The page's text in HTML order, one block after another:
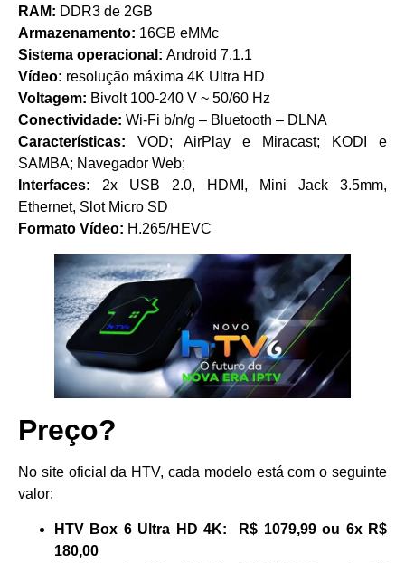
RAM: DDR3 de 2GB
Armazenamento: 16GB eMMc
Sistema operacional: Android 7.1.1
Vídeo: resolução máxima 4K Ultra HD
Voltagem: Bivolt 100-240 V ~ 50/60 Hz
Conectividade: Wi-Fi b/n/g – Bluetooth – DLNA
Características: VOD; AirPlay e Miracast; KODI e
SAMBA; Navegador Web;
Interfaces: 2x USB 2.0, HDMI, Mini Jack 3.5mm,
Ethernet, Slot Micro SD
Formato Vídeo: H.265/HEVC
Preço?
No site oficial da HTV, cada modelo está com o seguinte
valor:
HTV Box 6 Ultra HD 4K:
R$ 1079,99 ou 6x R$
180,00